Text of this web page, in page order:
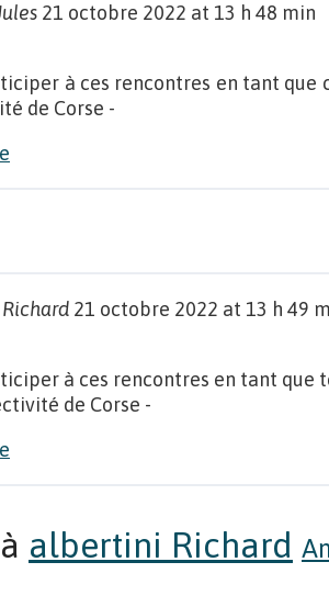
21 octobre 2022 at 13 h 48 min
à ces rencontres en tant que
de Corse -
21 octobre 2022 at 13 h 49
à ces rencontres en tant que
de Corse -
albertini Richard